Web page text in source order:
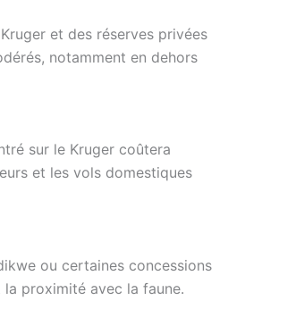
et des réserves privées
notamment en dehors
sur le Kruger coûtera
et les vols domestiques
ou certaines concessions
proximité avec la faune.